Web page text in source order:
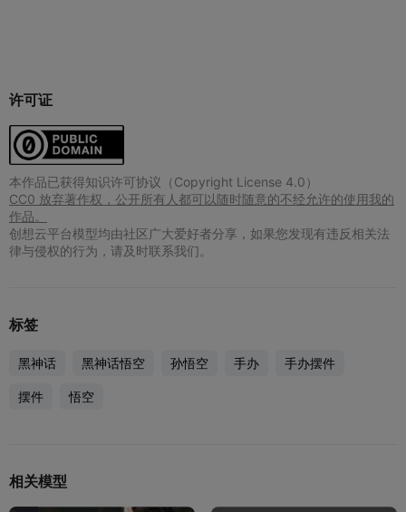
许可证
本作品已获得知识许可协议（Copyright License 4.0）
CC0 放弃著作权，公开所有人都可以随时随意的不经允许的使用我的
作品。
创想云平台模型均由社区广大爱好者分享，如果您发现有违反相关法
律与侵权的行为，请及时联系我们。
标签
黑神话 黑神话悟空 孙悟空 手办 手办摆件
摆件 悟空
相关模型